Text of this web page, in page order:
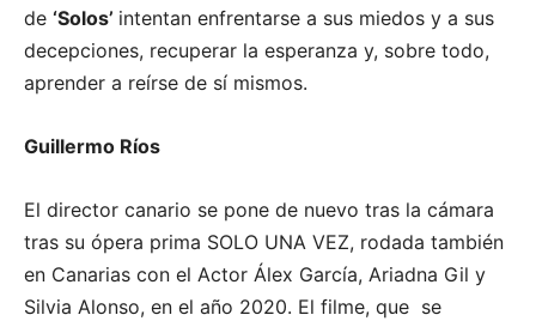
de ‘Solos’ intentan enfrentarse a sus miedos y a sus
decepciones, recuperar la esperanza y, sobre todo,
aprender a reírse de sí mismos.
Guillermo Ríos
El director canario se pone de nuevo tras la cámara
tras su ópera prima SOLO UNA VEZ, rodada también
en Canarias con el Actor Álex García, Ariadna Gil y
Silvia Alonso, en el año 2020. El filme, que se